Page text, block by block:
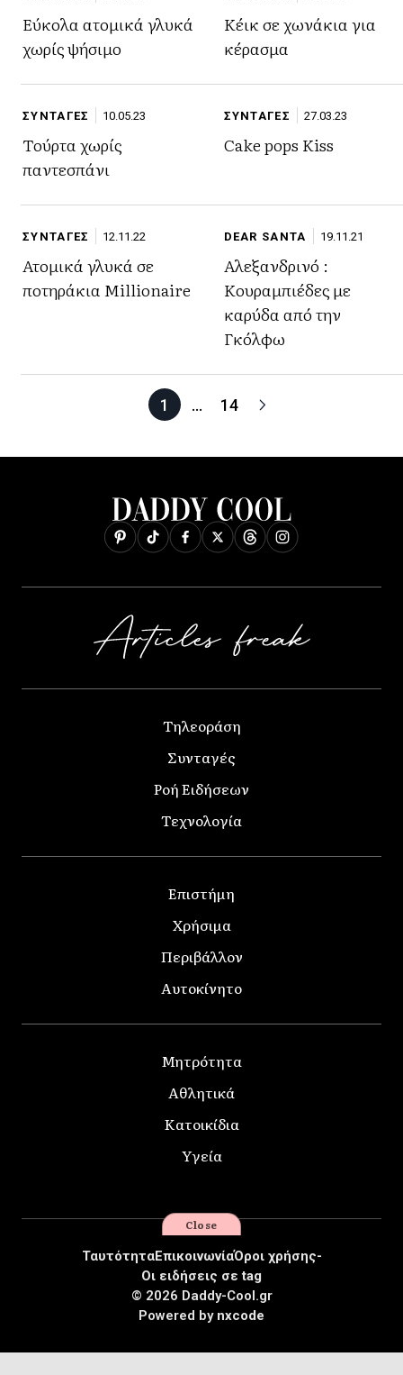
Εύκολα ατομικά γλυκά
χωρίς ψήσιμο
Κέικ σε χωνάκια για
κέρασμα
ΣΥΝΤΑΓΕΣ 10.05.23
Τούρτα χωρίς
παντεσπάνι
ΣΥΝΤΑΓΕΣ 27.03.23
Cake pops Kiss
ΣΥΝΤΑΓΕΣ 12.11.22
Ατομικά γλυκά σε
ποτηράκια Millionaire
DEAR SANTA 19.11.21
Αλεξανδρινό :
Κουραμπιέδες με
καρύδα από την
Γκόλφω
1 … 14
Τηλεοράση
Συνταγές
Ροή Ειδήσεων
Τεχνολογία
Επιστήμη
Χρήσιμα
Περιβάλλον
Αυτοκίνητο
Μητρότητα
Αθλητικά
Κατοικίδια
Υγεία
© 2026 Daddy-Cool.gr
ΤαυτότηταΕπικοινωνίαΌροι χρήσης-
Οι ειδήσεις σε tag
Powered by nxcode
Close